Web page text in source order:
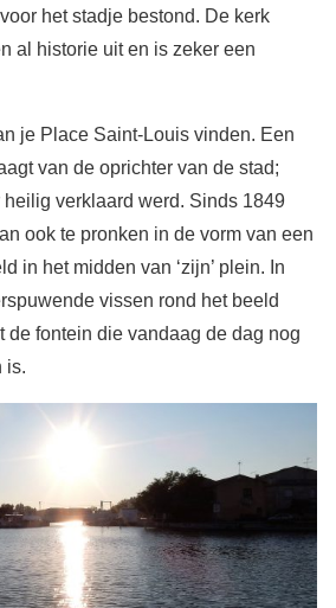
het stadje bestond. De kerk
al historie uit en is zeker een
je Place Saint-Louis vinden. Een
van de oprichter van de stad;
heilig verklaard werd. Sinds 1849
ook te pronken in de vorm van een
in het midden van ‘zijn’ plein. In
vissen rond het beeld
de fontein die vandaag de dag nog
is.